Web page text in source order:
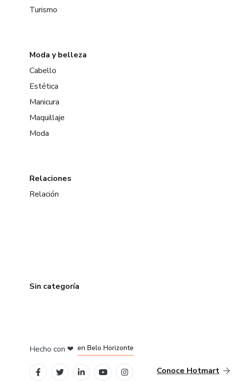
Turismo
Moda y belleza
Cabello
Estética
Manicura
Maquillaje
Moda
Relaciones
Relación
Sin categoría
Hecho con ❤ en Belo Horizonte
Conoce Hotmart